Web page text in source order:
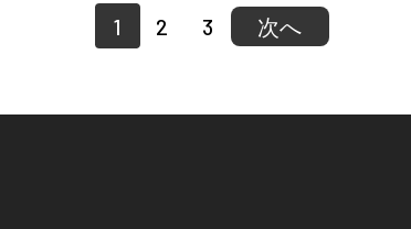
1 2 3 次へ